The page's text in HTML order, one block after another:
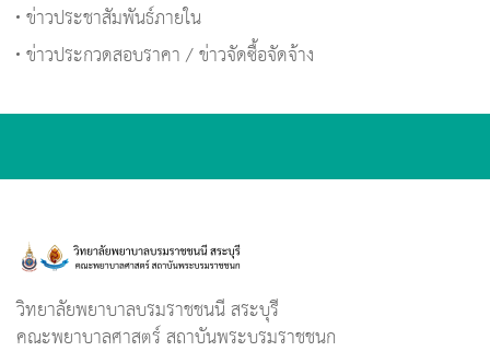
ข่าวประชาสัมพันธ์ภายใน
ข่าวประกวดสอบราคา / ข่าวจัดซื้อจัดจ้าง
วิทยาลัยพยาบาลบรมราชชนนี สระบุรี
คณะพยาบาลศาสตร์ สถาบันพระบรมราชชนก